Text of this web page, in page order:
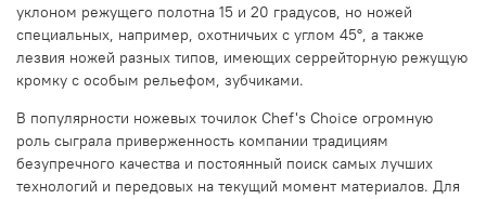
уклоном режущего полотна 15 и 20 градусов, но ножей
специальных, например, охотничьих с углом 45°, а также
лезвия ножей разных типов, имеющих серрейторную режущую
кромку с особым рельефом, зубчиками.
В популярности ножевых точилок Chef's Choice огромную
роль сыграла приверженность компании традициям
безупречного качества и постоянный поиск самых лучших
технологий и передовых на текущий момент материалов. Для